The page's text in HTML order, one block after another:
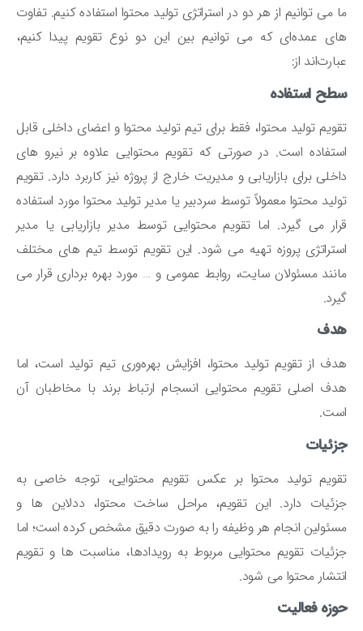
می ‌توانیم از هر دو در استراتژی تولید محتوا استفاده کنیم. تفاوت‌
عمده‌ای که می‌ توانیم بین این دو نوع تقویم پیدا کنیم،
از:
استفاده
تولید محتوا، فقط برای تیم تولید محتوا و اعضای داخلی قابل
است. در صورتی که تقویم محتوایی علاوه بر نیرو های
برای بازاریابی و مدیریت خارج از پروژه نیز کاربرد دارد. تقویم
محتوا معمولاً توسط سردبیر یا مدیر تولید محتوا مورد استفاده
می گیرد. اما تقویم محتوایی توسط مدیر بازاریابی یا مدیر
پروزه تهیه می شود. این تقویم توسط تیم های مختلف
مسئولان سایت، روابط عمومی و … مورد بهره برداری قرار می
از تقویم تولید محتوا، افزایش بهره‌وری تیم تولید است، اما
اصلی تقویم محتوایی انسجام ارتباط برند با مخاطبان آن
تولید محتوا بر عکس تقویم محتوایی، توجه خاصی به
دارد. این تقویم، مراحل ساخت محتوا، ددلاین ‌ها و
انجام هر وظیفه را به صورت دقیق مشخص کرده است؛ اما
تقویم محتوایی مربوط به رویدادها، مناسبت‌ ها و تقویم
محتوا می ‌شود.
فعالیت